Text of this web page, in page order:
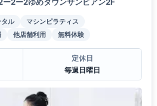
ル
マシンピラティス
他店舗利用 無料体験
定休日
毎週日曜日